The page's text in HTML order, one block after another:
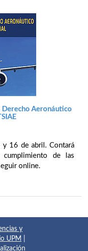
Derecho Aeronáutico
y 16 de abril. Contará
de las
online.
y
UPM